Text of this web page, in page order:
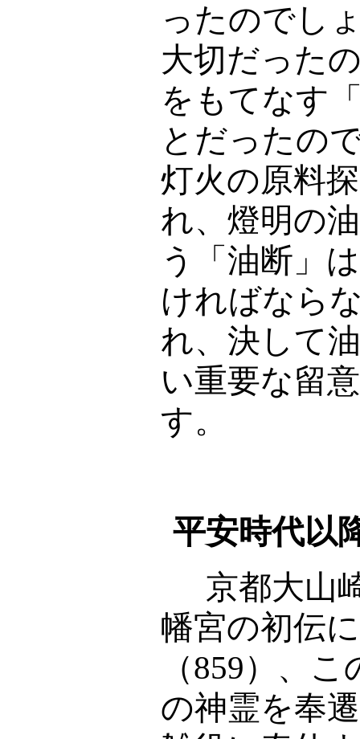
ったのでし
大切だった
をもてなす
とだったの
灯火の原料
れ、燈明の
う「油断」
ければなら
れ、決して
い重要な留
す。
平安時代以
京都大山
幡宮の初伝
（859）、こ
の神霊を奉